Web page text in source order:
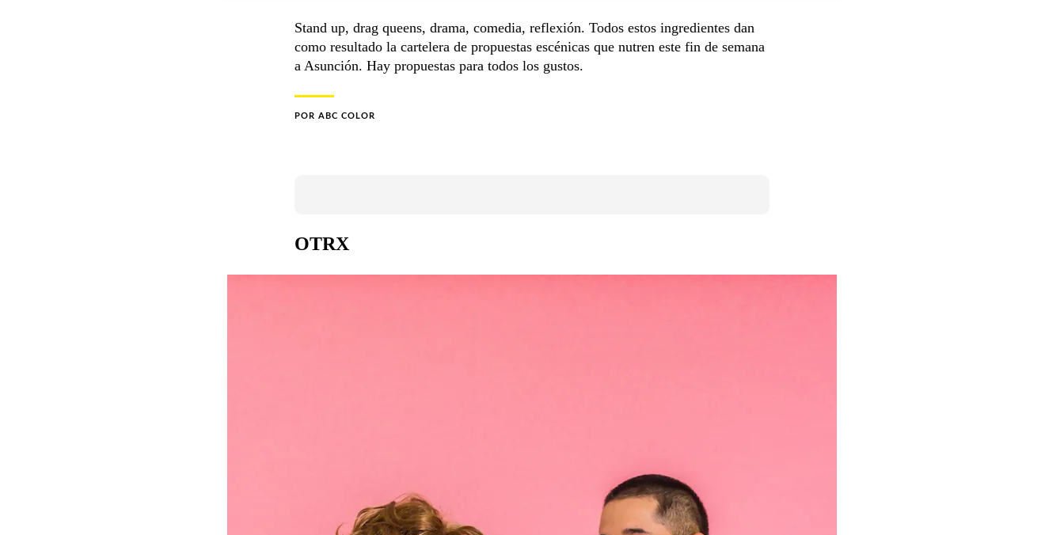
Stand up, drag queens, drama, comedia, reflexión. Todos estos ingredientes dan
como resultado la cartelera de propuestas escénicas que nutren este fin de semana
a Asunción. Hay propuestas para todos los gustos.
POR ABC COLOR
OTRX